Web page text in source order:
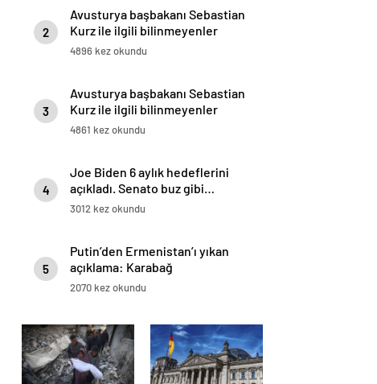
2
Avusturya başbakanı Sebastian
Kurz ile ilgili bilinmeyenler
4896 kez okundu
3
Avusturya başbakanı Sebastian
Kurz ile ilgili bilinmeyenler
4861 kez okundu
4
Joe Biden 6 aylık hedeflerini
açıkladı. Senato buz gibi…
3012 kez okundu
5
Putin’den Ermenistan’ı yıkan
açıklama: Karabağ
Azerbaycan’ın ayrılmaz bir
2070 kez okundu